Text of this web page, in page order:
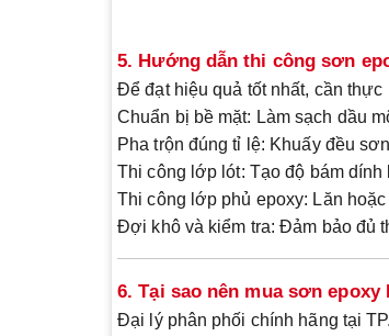
5. Hướng dẫn thi công sơn
Để đạt hiệu quả tốt nhất, cần
Chuẩn bị bề mặt: Làm sạch dầu
Pha trộn đúng tỉ lệ: Khuấy đều
Thi công lớp lót: Tạo độ bám dính
Thi công lớp phủ epoxy: Lăn
Đợi khô và kiểm tra: Đảm bảo đủ
6. Tại sao nên mua sơn
Đại lý phân phối chính hãng tại